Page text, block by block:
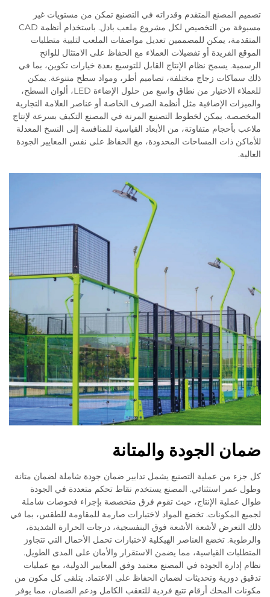
تصميم المصنع المتقدم وقدراته في التصنيع تمكن من مستويات غير
مسبوقة من التخصيص لكل مشروع ملعب بادل. باستخدام أنظمة CAD
المتقدمة، يمكن للمصممين تعديل مواصفات الملعب لتلبية متطلبات
الموقع الفريدة أو تفضيلات العملاء مع الحفاظ على الامتثال للوائح
الرسمية. يسمح نظام الإنتاج القابل للتوسيع بعدة خيارات تكوين، بما في
ذلك سماكات زجاج مختلفة، تصاميم أطر، ومواد سطح متنوعة. يمكن
للعملاء الاختيار من نطاق واسع من حلول الإضاءة LED، ألوان السطح،
والميزات الإضافية مثل أنظمة الصرف الخاصة أو عناصر العلامة التجارية
المخصصة. يمكن لخطوط التصنيع المرنة في المصنع التكيف بسرعة لإنتاج
ملاعب بأحجام متفاوتة، من الأبعاد القياسية للمنافسة إلى النسخ المعدلة
للأماكن ذات المساحات المحدودة، مع الحفاظ على نفس المعايير الجودة
العالية.
ضمان الجودة والمتانة
كل جزء من عملية التصنيع يشمل تدابير ضمان جودة شاملة لضمان متانة
وطول عمر استثنائي. المصنع يستخدم نقاط تحكم متعددة في الجودة
طوال عملية الإنتاج، حيث تقوم فرق متخصصة بإجراء فحوصات شاملة
لجميع المكونات. تخضع المواد لاختبارات صارمة للمقاومة للطقس، بما في
ذلك التعرض لأشعة الأشعة فوق البنفسجية، درجات الحرارة الشديدة،
والرطوبة. تخضع العناصر الهيكلية لاختبارات تحمل الأحمال التي تتجاوز
المتطلبات القياسية، مما يضمن الاستقرار والأمان على المدى الطويل.
نظام إدارة الجودة في المصنع معتمد وفق المعايير الدولية، مع عمليات
تدقيق دورية وتحديثات لضمان الحفاظ على الاعتماد. يتلقى كل مكون من
مكونات المحك أرقام تتبع فردية للتعقب الكامل ودعم الضمان، مما يوفر